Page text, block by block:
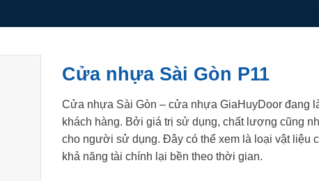
Cửa nhựa Sài Gòn P11
Cửa nhựa Sài Gòn – cửa nhựa GiaHuyDoor đang
khách hàng. Bởi giá trị sử dụng, chất lượng cũng
cho người sử dụng. Đây có thể xem là loại vật liệu
khả năng tài chính lại bền theo thời gian.